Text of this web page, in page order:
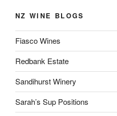
NZ WINE BLOGS
Fiasco Wines
Redbank Estate
Sandihurst Winery
Sarah’s Sup Positions